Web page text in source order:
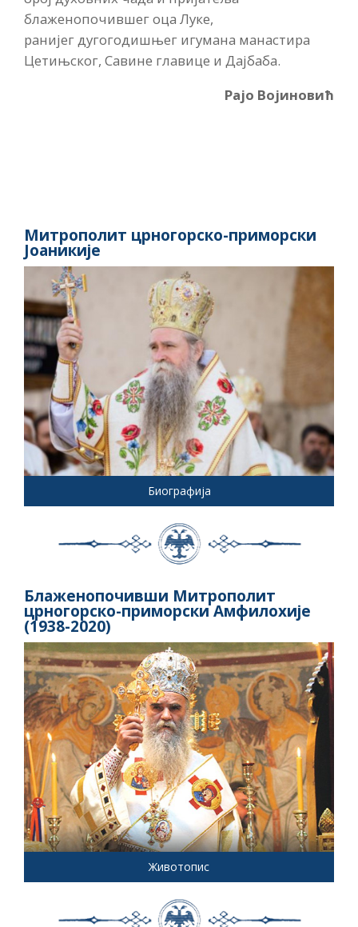
блаженопочившег оца Луке,
ранијег дугогодишњег игумана манастира
Цетињског, Савине главице и Дајбаба.
Рајо Војиновић
Митрополит црногорско-приморски
Јоаникије
Биографија
Блаженопочивши Митрополит
црногорско-приморски Амфилохије
(1938-2020)
Животопис